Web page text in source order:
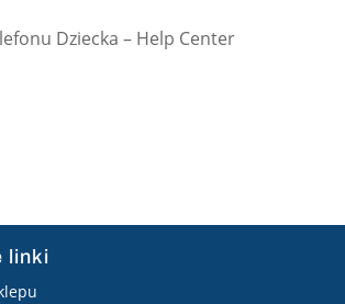
Dziecka – Help Center
linki